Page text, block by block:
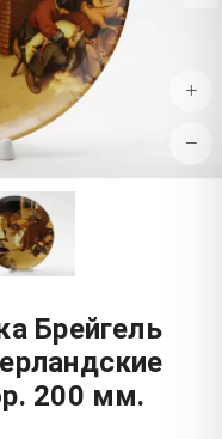
+
−
Брейгель
200 мм.